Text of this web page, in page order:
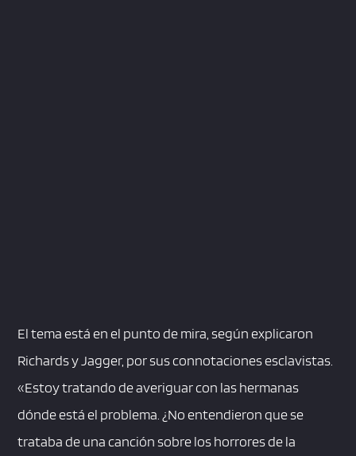
El tema está en el punto de mira, según explicaron
Richards y Jagger, por sus connotaciones esclavistas.
«Estoy tratando de averiguar con las hermanas
dónde está el problema. ¿No entendieron que se
trataba de una canción sobre los horrores de la